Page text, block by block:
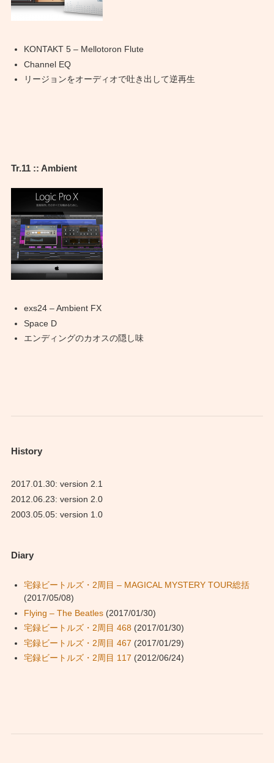
KONTAKT 5 – Mellotoron Flute
Channel EQ
リージョンをオーディオで吐き出して逆再生
Tr.11 :: Ambient
exs24 – Ambient FX
Space D
エンディングのカオスの隠し味
History
2017.01.30: version 2.1
2012.06.23: version 2.0
2003.05.05: version 1.0
Diary
宅録ビートルズ・2周目 – MAGICAL MYSTERY TOUR総括
(2017/05/08)
Flying – The Beatles(2017/01/30)
宅録ビートルズ・2周目 468 (2017/01/30)
宅録ビートルズ・2周目 467 (2017/01/29)
宅録ビートルズ・2周目 117 (2012/06/24)